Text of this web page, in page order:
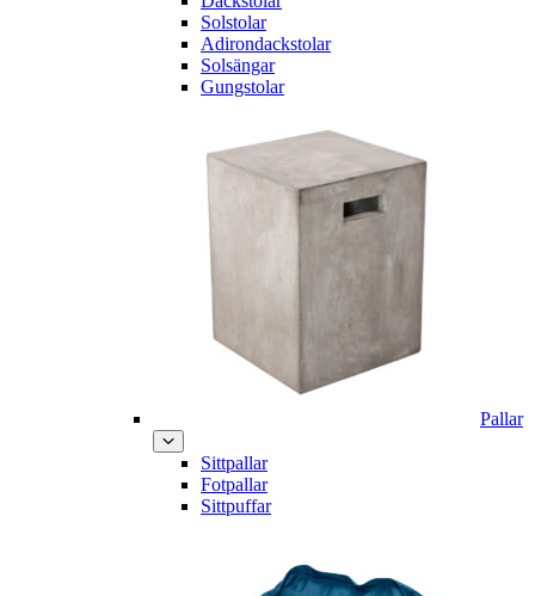
Solstolar
Adirondackstolar
Solsängar
Gungstolar
Pallar
Sittpallar
Fotpallar
Sittpuffar